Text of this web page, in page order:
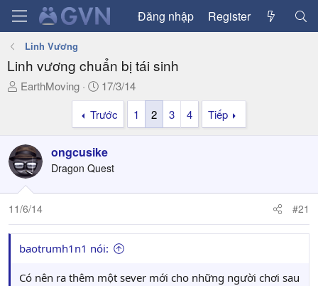
Đăng nhập Register
Linh Vương
Linh vương chuẩn bị tái sinh
T
a
d
s
t
a
t
e
EarthMoving
N
g
à
y
ử
i
17/3/14
Trước
1 2 3 4 Tiếp
ongcusike
Dragon Quest
11/6/14 #21
baotrumh1n1 nói:
Có nên ra thêm một sever mới cho những người chơi sau